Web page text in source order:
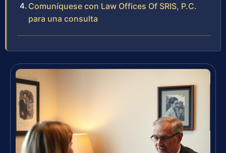
Comuníquese con Law Offices Of SRIS, P.C.
para una consulta